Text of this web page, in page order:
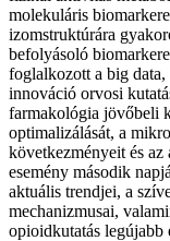
molekuláris
izomstruktúrára
befolyásoló
foglalkozott a big data,
innováció orvosi
farmakológia jövőbeli
optimalizálását, a
következményeit és
esemény második
aktuális trendjei, a
mechanizmusai,
opioidkutatás legújabb